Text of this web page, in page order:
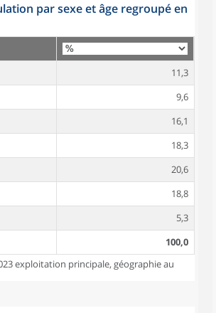
par sexe et âge regroupé en
11,3
9,6
16,1
18,3
20,6
18,8
5,3
100,0
exploitation principale, géographie au